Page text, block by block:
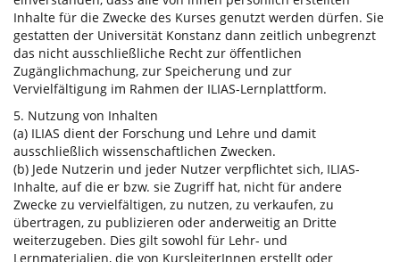
Inhalte für die Zwecke des Kurses genutzt werden dürfen. Sie
gestatten der Universität Konstanz dann zeitlich unbegrenzt
das nicht ausschließliche Recht zur öffentlichen
Zugänglichmachung, zur Speicherung und zur
Vervielfältigung im Rahmen der ILIAS-Lernplattform.
5. Nutzung von Inhalten
(a) ILIAS dient der Forschung und Lehre und damit
ausschließlich wissenschaftlichen Zwecken.
(b) Jede Nutzerin und jeder Nutzer verpflichtet sich, ILIAS-
Inhalte, auf die er bzw. sie Zugriff hat, nicht für andere
Zwecke zu vervielfältigen, zu nutzen, zu verkaufen, zu
übertragen, zu publizieren oder anderweitig an Dritte
weiterzugeben. Dies gilt sowohl für Lehr- und
Lernmaterialien, die von KursleiterInnen erstellt oder